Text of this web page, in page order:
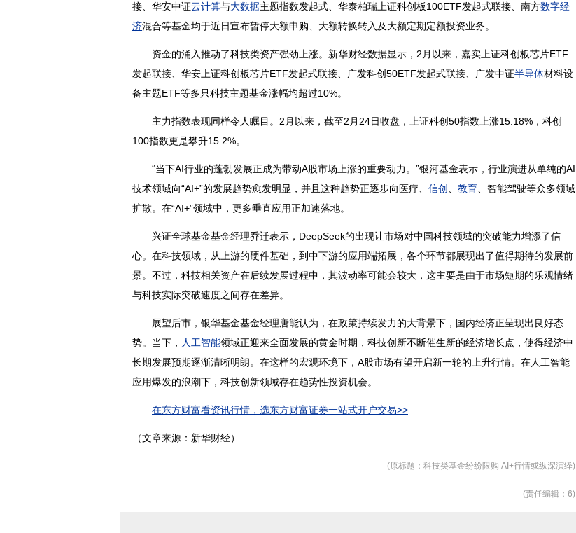
接、华安中证云计算与大数据主题指数发起式、华泰柏瑞上证科创板100ETF发起式联接、南方数字经
济混合等基金均于近日宣布暂停大额申购、大额转换转入及大额定期定额投资业务。
资金的涌入推动了科技类资产强劲上涨。新华财经数据显示，2月以来，嘉实上证科创板芯片ETF
发起联接、华安上证科创板芯片ETF发起式联接、广发科创50ETF发起式联接、广发中证半导体材料设
备主题ETF等多只科技主题基金涨幅均超过10%。
主力指数表现同样令人瞩目。2月以来，截至2月24日收盘，上证科创50指数上涨15.18%，科创
100指数更是攀升15.2%。
“当下AI行业的蓬勃发展正成为带动A股市场上涨的重要动力。”银河基金表示，行业演进从单纯的AI
技术领域向“AI+”的发展趋势愈发明显，并且这种趋势正逐步向医疗、 信创 教育 、智能驾驶等众多领域
扩散。在“AI+”领域中，更多垂直应用正加速落地。
兴证全球基金基金经理乔迁表示，DeepSeek的出现让市场对中国科技领域的突破能力增添了信
心。在科技领域，从上游的硬件基础，到中下游的应用端拓展，各个环节都展现出了值得期待的发展前
景。不过，科技相关资产在后续发展过程中，其波动率可能会较大，这主要是由于市场短期的乐观情绪
与科技实际突破速度之间存在差异。
展望后市，银华基金基金经理唐能认为，在政策持续发力的大背景下，国内经济正呈现出良好态
势。当下， 人工智能领域正迎来全面发展的黄金时期，科技创新不断催生新的经济增长点，使得经济中
长期发展预期逐渐清晰明朗。在这样的宏观环境下，A股市场有望开启新一轮的上升行情。在人工智能
应用爆发的浪潮下，科技创新领域存在趋势性投资机会。
在东方财富看资讯行情，选东方财富证券一站式开户交易>>
（文章来源：新华财经）
(原标题：科技类基金纷纷限购 AI+行情或纵深演绎)
(责任编辑：6)